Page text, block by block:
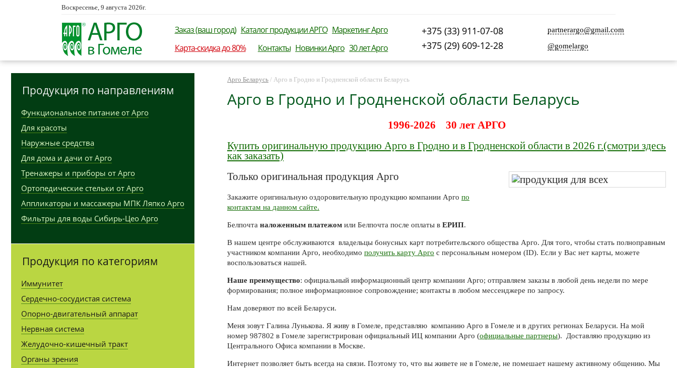
Воскресенье, 9 августа 2026г.
Заказ (ваш город) Каталог продукции АРГО Маркетинг Арго
Карта-скидка до 80%
Контакты Новинки Арго 30 лет Арго
partnerargo@gmail.com
@gomelargo
+375 (33) 911-07-08
+375 (29) 609-12-28
Арго Беларусь / Арго в Гродно и Гродненской области Беларусь
Арго в Гродно и Гродненской области Беларусь
1996-2026 30 лет АРГО
Купить оригинальную продукцию Арго в Гродно и в Гродненской области в 2026 г.(смотри здесь
как заказать)
Только оригинальная продукция Арго
Закажите оригинальную оздоровительную продукцию компании Арго по
контактам на данном сайте.
Белпочта наложенным платежом или Белпочта после оплаты в ЕРИП.
В нашем центре обслуживаются владельцы бонусных карт потребительского общества Арго. Для того, чтобы стать полноправным
участником компании Арго, необходимо получить карту Арго с персональным номером (ID). Если у Вас нет карты, можете
воспользоваться нашей.
Наше преимущество: официальный информационный центр компании Арго; отправляем заказы в любой день недели по мере
формирования; полное информационное сопровождение; контакты в любом мессенджере по запросу.
Нам доверяют по всей Беларуси.
Меня зовут Галина Лунькова. Я живу в Гомеле, представляю компанию Арго в Гомеле и в других регионах Беларуси. На мой
номер 987802 в Гомеле зарегистрирован официальный ИЦ компании Арго (официальные партнеры). Доставляю продукцию из
Центрального Офиса компании в Москве.
Интернет позволяет быть всегда на связи. Поэтому то, что вы живете не в Гомеле, не помешает нашему активному общению. Мы
Продукция по направлениям
Функциональное питание от Арго
Для красоты
Наружные средства
Для дома и дачи от Арго
Тренажеры и приборы от Арго
Ортопедические стельки от Арго
Аппликаторы и массажеры МПК Ляпко Арго
Фильтры для воды Сибирь-Цео Арго
Продукция по категориям
Иммунитет
Сердечно-сосудистая система
Опорно-двигательный аппарат
Нервная система
Желудочно-кишечный тракт
Органы зрения